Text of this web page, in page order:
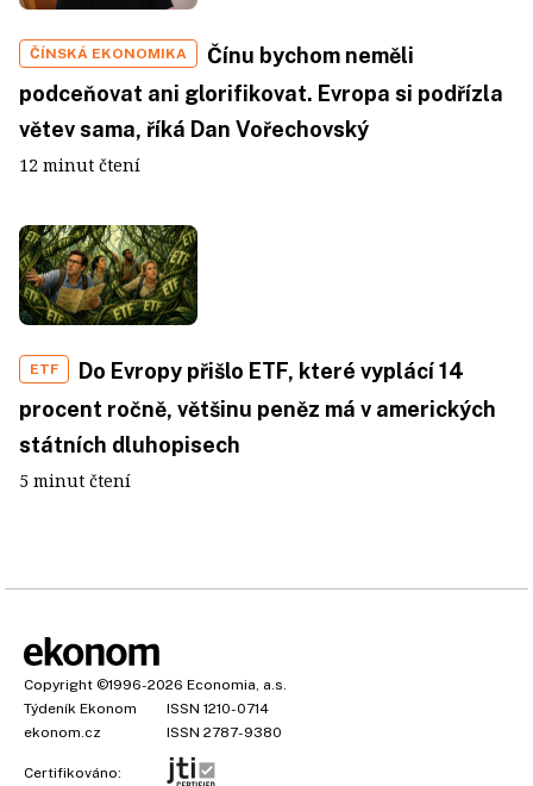
ČÍNSKÁ EKONOMIKA
Čínu bychom neměli
podceňovat ani glorifikovat. Evropa si podřízla
větev sama, říká Dan Vořechovský
12 minut čtení
ETF
Do Evropy přišlo ETF, které vyplácí 14
procent ročně, většinu peněz má v amerických
státních dluhopisech
5 minut čtení
Copyright ©1996-2026 Economia, a.s.
Týdeník Ekonom
ISSN 1210-0714
ekonom.cz
ISSN 2787-9380
Certifikováno: